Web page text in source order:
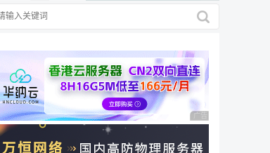
广告 商业广告，理性